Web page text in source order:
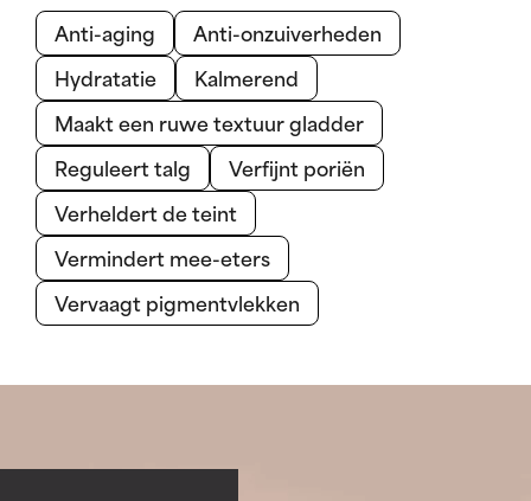
Anti-aging
Anti-onzuiverheden
Hydratatie
Kalmerend
Maakt een ruwe textuur gladder
Reguleert talg
Verfijnt poriën
Verheldert de teint
Vermindert mee-eters
Vervaagt pigmentvlekken